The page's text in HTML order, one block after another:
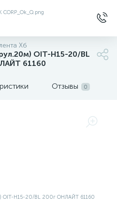
Хб
OIT-H15-20/BL
61160
Отзывы 0